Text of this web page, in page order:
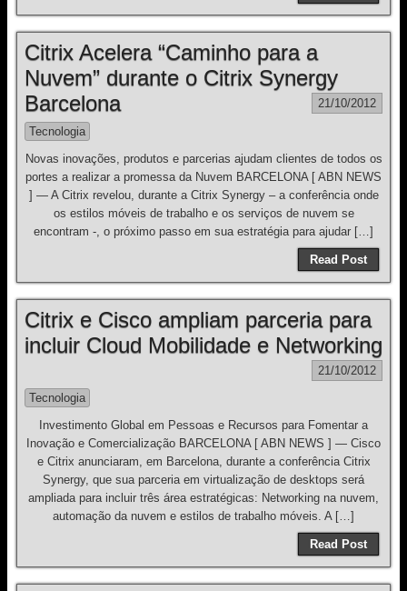
Citrix Acelera “Caminho para a
Nuvem” durante o Citrix Synergy
Barcelona
21/10/2012
Tecnologia
Novas inovações, produtos e parcerias ajudam clientes de todos os
portes a realizar a promessa da Nuvem BARCELONA [ ABN NEWS
] — A Citrix revelou, durante a Citrix Synergy – a conferência onde
os estilos móveis de trabalho e os serviços de nuvem se
encontram -, o próximo passo em sua estratégia para ajudar […]
Read Post
Citrix e Cisco ampliam parceria para
incluir Cloud Mobilidade e Networking
21/10/2012
Tecnologia
Investimento Global em Pessoas e Recursos para Fomentar a
Inovação e Comercialização BARCELONA [ ABN NEWS ] — Cisco
e Citrix anunciaram, em Barcelona, durante a conferência Citrix
Synergy, que sua parceria em virtualização de desktops será
ampliada para incluir três área estratégicas: Networking na nuvem,
automação da nuvem e estilos de trabalho móveis. A […]
Read Post